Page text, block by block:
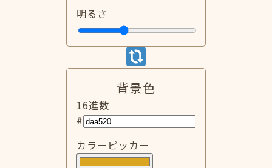
明るさ
背景色
16進数
#
カラーピッカー